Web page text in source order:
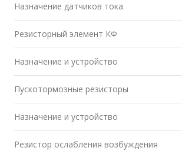
Назначение датчиков тока
Резисторный элемент КФ
Назначение и устройство
Пускотормозные резисторы
Назначение и устройство
Резистор ослабления возбуждения